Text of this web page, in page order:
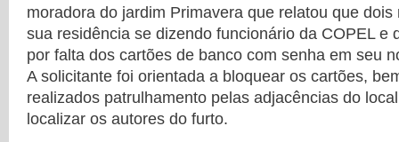
moradora do jardim Primavera que relatou que
sua residência se dizendo funcionário da COPEL e
por falta dos cartões de banco com senha em seu
A solicitante foi orientada a bloquear os cartões,
realizados patrulhamento pelas adjacências do
localizar os autores do furto.